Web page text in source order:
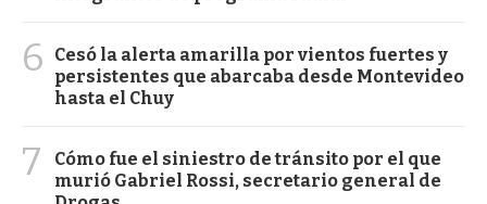
6
Cesó la alerta amarilla por vientos fuertes y
persistentes que abarcaba desde Montevideo
hasta el Chuy
7
Cómo fue el siniestro de tránsito por el que
murió Gabriel Rossi, secretario general de